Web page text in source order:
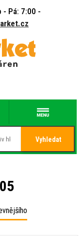
- Pá: 7:00 -
Vyhledat